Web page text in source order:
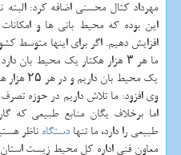
مهرداد كتال محسنی اضافه كرد:
این بوده كه محیط بانی ها و
افزایش دهیم. اگر برای اینها متوسط
یك محیط بان داریم و در هر ۲۵ هزار هكتار تنها یك محیط بانی داریم.
وی افزود: ما تلاش داریم در حوزه
اما برخلاف یگان منابع طبیعی
طبیعی را دارد، ما تنها دستگاه ناظر
معاون فنی اداره كل محیط زیست